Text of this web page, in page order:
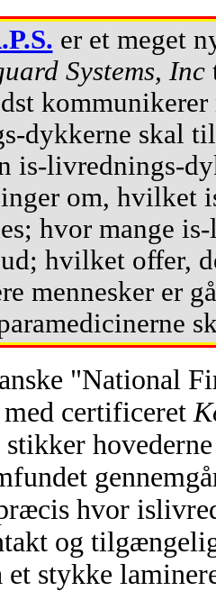
er et meget
Systems, Inc
dykkerne skal
is-livrednings-
om, hvilket
hvor mange
ud; hvilket offer,
mennesker er
"National
certificeret
hvor
og
et stykke